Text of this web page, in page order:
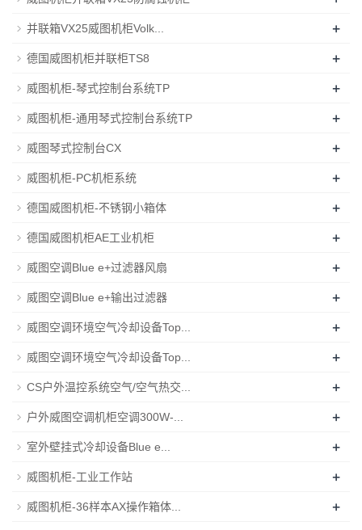
并联箱VX25威图机柜Volk... +
德国威图机柜并联柜TS8 +
威图机柜-琴式控制台系统TP +
威图机柜-通用琴式控制台系统TP +
威图琴式控制台CX +
威图机柜-PC机柜系统 +
德国威图机柜-不锈钢小箱体 +
德国威图机柜AE工业机柜 +
威图空调Blue e+过滤器风扇 +
威图空调Blue e+输出过滤器 +
威图空调环境空气冷却设备Top... +
威图空调环境空气冷却设备Top... +
CS户外温控系统空气/空气热交... +
户外威图空调机柜空调300W-... +
室外壁挂式冷却设备Blue e... +
威图机柜-工业工作站 +
威图机柜-36样本AX操作箱体... +